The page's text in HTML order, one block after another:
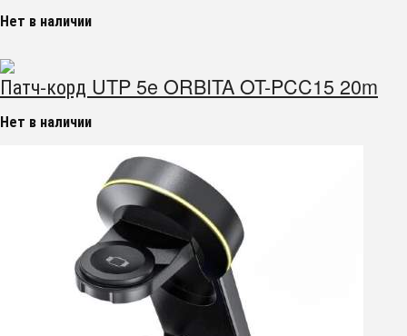
Нет в наличии
Патч-корд UTP 5e ORBITA OT-PCC15 20m
Нет в наличии